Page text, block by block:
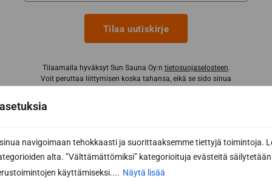
navigoimaan tehokkaasti ja suorittaaksemme tiettyjä toimintoja.
alta. ”Välttämättömiksi” kategorioituja evästeitä säilytetään
käyttämiseksi.... Näytä lisää
Tilaa uutiskirje
Tilaamalla hyväksyt Sun Sauna Oy:n tietosuojaselosteen.
Voit peruttaa liittymisen koska tahansa, eikä se sido sinua